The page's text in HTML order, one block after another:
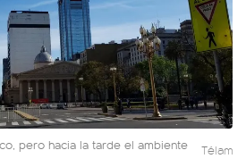
pero hacia la tarde el ambiente Télam